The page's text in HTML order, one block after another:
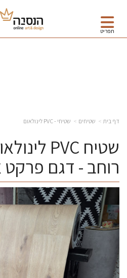
תפריט
דף בית שטיחים שטיחי - PVC לינולאום
רוחב - דגם פרקט